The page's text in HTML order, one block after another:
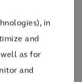
in
and
as for
and
De exploitant